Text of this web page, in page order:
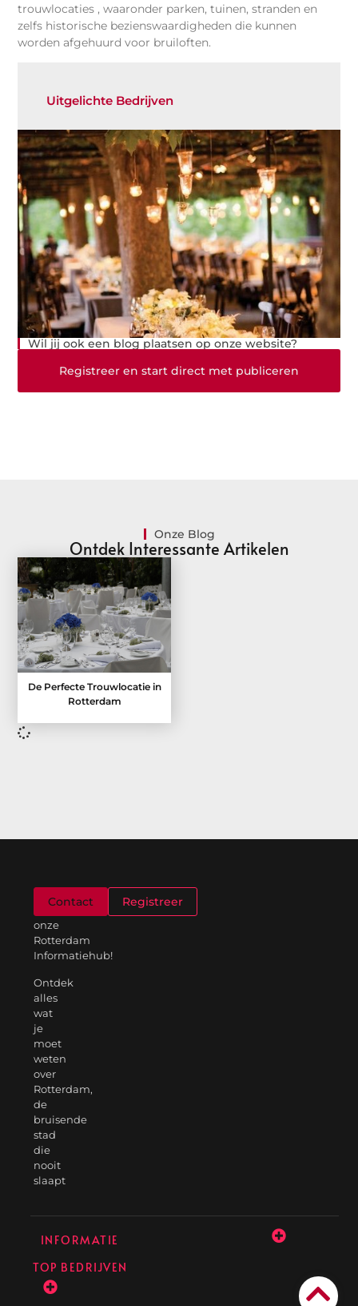
trouwlocaties , waaronder parken, tuinen, stranden en
zelfs historische bezienswaardigheden die kunnen
worden afgehuurd voor bruiloften.
Uitgelichte Bedrijven
Wil jij ook een blog plaatsen op onze website?
Registreer en start direct met publiceren
Onze Blog
Ontdek Interessante Artikelen
De Perfecte Trouwlocatie in
Rotterdam
Welkom
onze
Rotterdam
Informatiehub!
Ontdek
alles
wat
je
moet
weten
over
Rotterdam,
de
bruisende
stad
die
nooit
slaapt
Contact Registreer
INFORMATIE
TOP BEDRIJVEN